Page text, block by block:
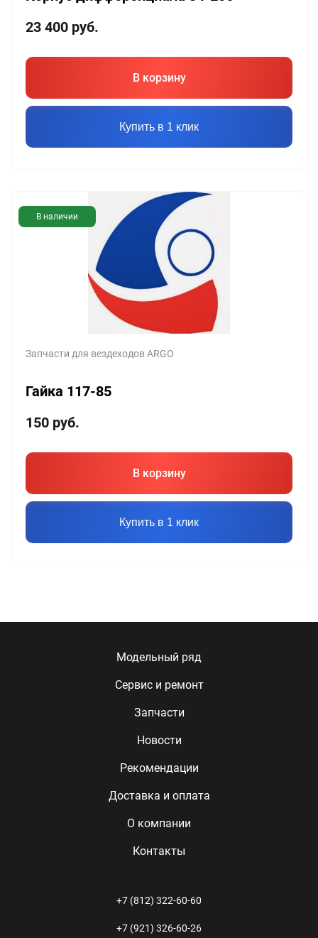
23 400 руб.
В корзину
Купить в 1 клик
В наличии
Запчасти для вездеходов ARGO
Гайка 117-85
150 руб.
В корзину
Купить в 1 клик
Модельный ряд
Сервис и ремонт
Запчасти
Новости
Рекомендации
Доставка и оплата
О компании
Контакты
+7 (812) 322-60-60
+7 (921) 326-60-26